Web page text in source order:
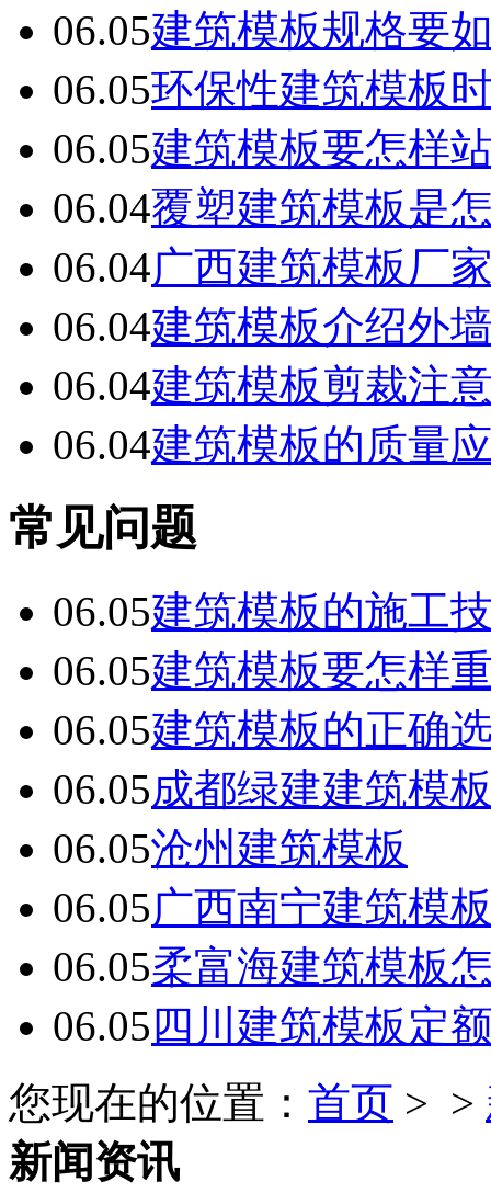
06.05建筑模板规格要
06.05环保性建筑模板
06.05建筑模板要怎样
06.04覆塑建筑模板是
06.04广西建筑模板厂
06.04建筑模板介绍外
06.04建筑模板剪裁注
06.04建筑模板的质量
常见问题
06.05建筑模板的施工
06.05建筑模板要怎样
06.05建筑模板的正确
06.05成都绿建建筑模
06.05沧州建筑模板
06.05广西南宁建筑模
06.05柔富海建筑模板
06.05 四川建筑模板定
您现在的位置： 首页 > >
新闻资讯